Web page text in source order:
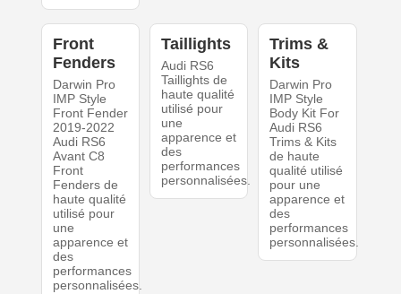
Front
Fenders
Darwin Pro
IMP Style
Front Fender
2019-2022
Audi RS6
Avant C8
Front
Fenders de
haute qualité
utilisé pour
une
apparence et
des
performances
personnalisées.
Taillights
Audi RS6
Taillights de
haute qualité
utilisé pour
une
apparence et
des
performances
personnalisées.
Trims &
Kits
Darwin Pro
IMP Style
Body Kit For
Audi RS6
Trims & Kits
de haute
qualité utilisé
pour une
apparence et
des
performances
personnalisées.